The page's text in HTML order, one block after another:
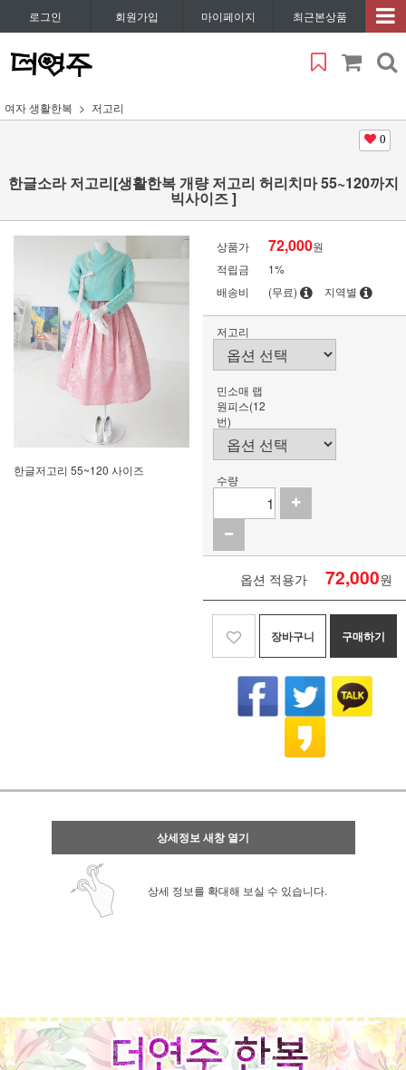
로그인 회원가입 마이페이지 최근본상품
여자 생활한복 저고리
0
한글소라 저고리[생활한복 개량 저고리 허리치마 55~120까지
빅사이즈 ]
한글저고리 55~120 사이즈
상품가 72,000원
적립금
1%
배송비
(무료) 지역별
저고리
민소매 랩
원피스(12
번)
수량
옵션 적용가 72,000원
장바구니 구매하기
상세정보 새창 열기
상세 정보를 확대해 보실 수 있습니다.